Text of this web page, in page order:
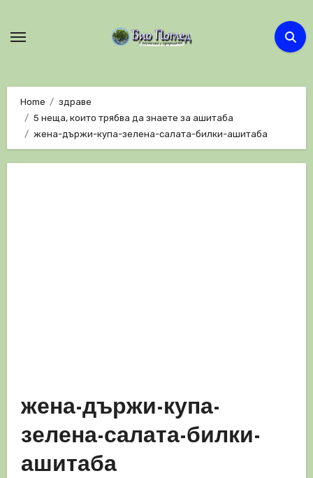
Home
здраве
5 неща, които трябва да знаете за ашитаба
жена-държи-купа-зелена-салата-билки-ашитаба
жена-държи-купа-
зелена-салата-билки-
ашитаба